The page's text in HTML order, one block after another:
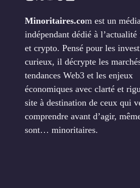
Minoritaires.com est un média
indépendant dédié à
et crypto. Pensé pour les
curieux, il décrypte les
tendances Web3 et les enjeux
économiques avec clarté et
site à destination de ceux qui
comprendre avant d’agir,
sont… minoritaires.